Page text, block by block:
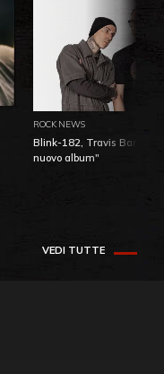
ROCK NEWS
Blink-182, Travis Barker:
nuovo album"
VEDI TUTTE